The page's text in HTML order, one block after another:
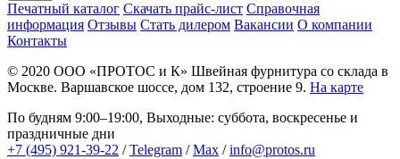
Печатный каталог Скачать прайс-лист Справочная
информация Отзывы Стать дилером Вакансии О компании
Контакты
© 2020 ООО «ПРОТОС и К» Швейная фурнитура со склада в
Москве. Варшавское шоссе, дом 132, строение 9. На карте
По будням 9:00–19:00, Выходные: суббота, воскресенье и
праздничные дни
+7 (495) 921-39-22 /Telegram /Max /info@protos.ru